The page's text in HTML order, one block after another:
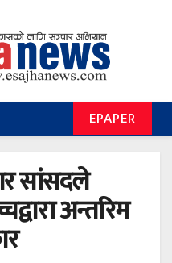
EPAPER
सांसदले
अन्तरिम